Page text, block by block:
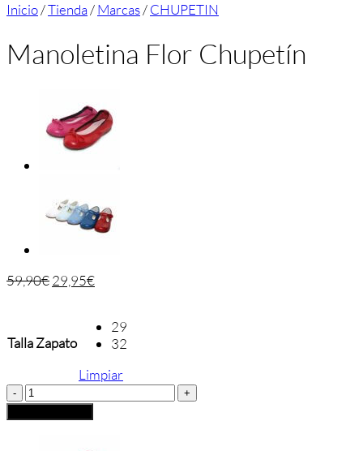
Inicio/Tienda/Marcas/CHUPETIN
Manoletina Flor Chupetín
59,90€29,95€
Talla Zapato
29
32
Limpiar
Manoletina
Flor
Chupetín